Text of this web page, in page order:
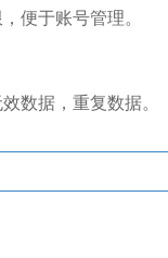
便于账号管理。
数据，重复数据。